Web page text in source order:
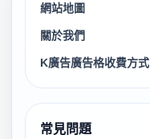
網站地圖
關於我們
K廣告廣告格收費方式
常見問題